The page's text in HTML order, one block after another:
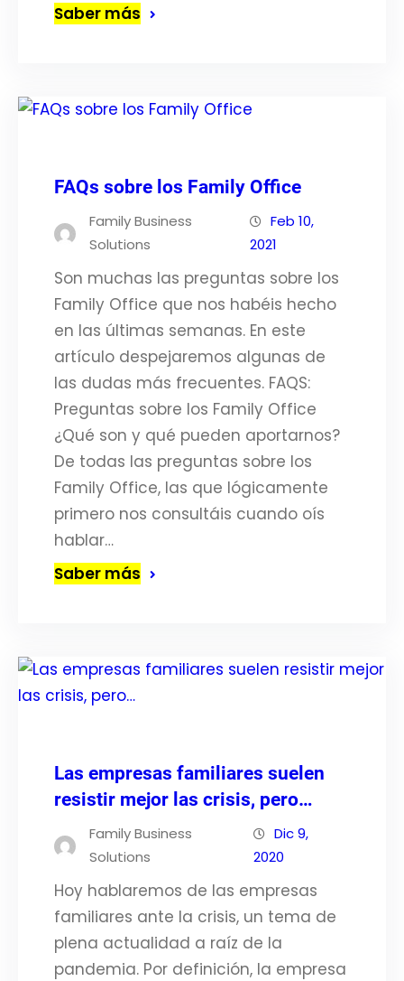
Saber más
FAQs sobre los Family Office
Family Business
Solutions
Feb 10,
2021
Son muchas las preguntas sobre los
Family Office que nos habéis hecho
en las últimas semanas. En este
artículo despejaremos algunas de
las dudas más frecuentes. FAQS:
Preguntas sobre los Family Office
¿Qué son y qué pueden aportarnos?
De todas las preguntas sobre los
Family Office, las que lógicamente
primero nos consultáis cuando oís
hablar…
Saber más
Las empresas familiares suelen
resistir mejor las crisis, pero…
Family Business
Solutions
Dic 9,
2020
Hoy hablaremos de las empresas
familiares ante la crisis, un tema de
plena actualidad a raíz de la
pandemia. Por definición, la empresa